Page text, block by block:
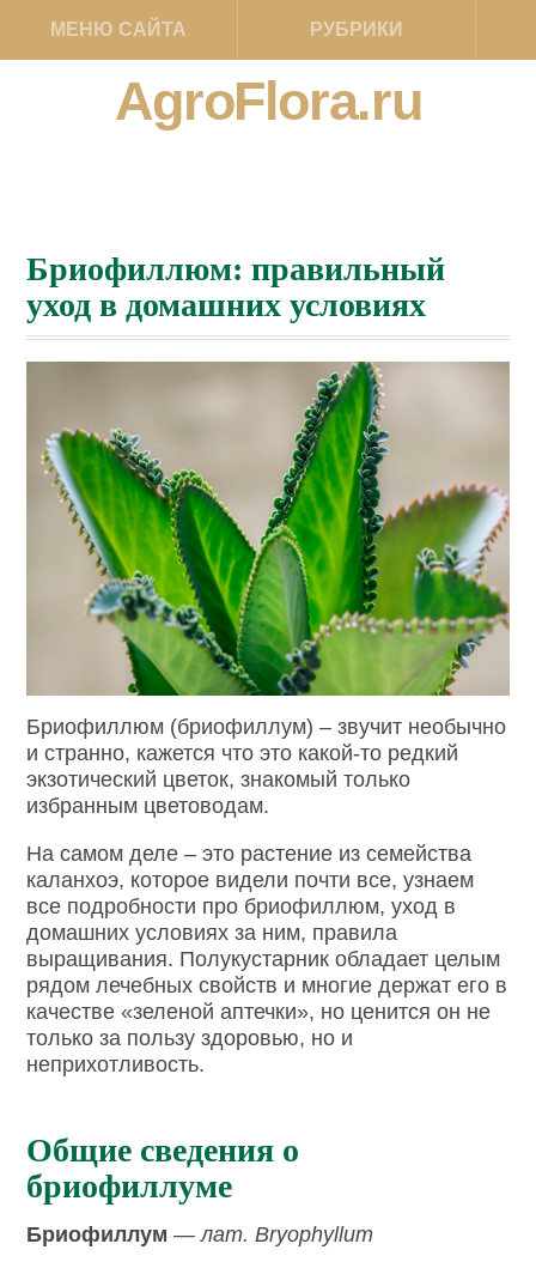
МЕНЮ САЙТА РУБРИКИ
AgroFlora.ru
Бриофиллюм: правильный
уход в домашних условиях
Бриофиллюм (бриофиллум) – звучит необычно
и странно, кажется что это какой-то редкий
экзотический цветок, знакомый только
избранным цветоводам.
На самом деле – это растение из семейства
каланхоэ, которое видели почти все, узнаем
все подробности про бриофиллюм, уход в
домашних условиях за ним, правила
выращивания. Полукустарник обладает целым
рядом лечебных свойств и многие держат его в
качестве «зеленой аптечки», но ценится он не
только за пользу здоровью, но и
неприхотливость.
Общие сведения о
бриофиллуме
Бриофиллум —лат. Bryophyllum